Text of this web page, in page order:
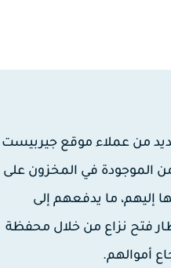
من عملاء موقع جيربيست
في المخزون على
ما يدفعهم إلى
فتح نزاع من خلال محفظة
أموالهم.